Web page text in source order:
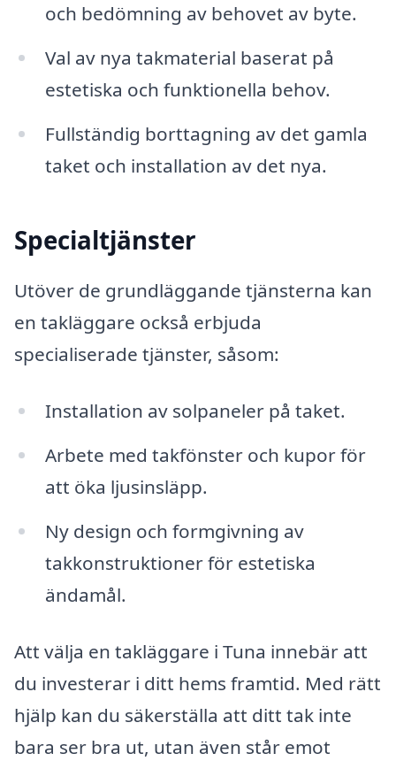
och bedömning av behovet av byte.
Val av nya takmaterial baserat på
estetiska och funktionella behov.
Fullständig borttagning av det gamla
taket och installation av det nya.
Specialtjänster
Utöver de grundläggande tjänsterna kan
en takläggare också erbjuda
specialiserade tjänster, såsom:
Installation av solpaneler på taket.
Arbete med takfönster och kupor för
att öka ljusinsläpp.
Ny design och formgivning av
takkonstruktioner för estetiska
ändamål.
Att välja en takläggare i Tuna innebär att
du investerar i ditt hems framtid. Med rätt
hjälp kan du säkerställa att ditt tak inte
bara ser bra ut, utan även står emot